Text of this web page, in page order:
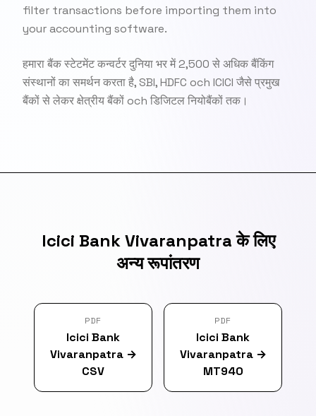
filter transactions before importing them into
your accounting software.
हमारा बैंक स्टेटमेंट कन्वर्टर दुनिया भर में 2,500 से अधिक बैंकिंग
संस्थानों का समर्थन करता है, SBI, HDFC och ICICI जैसे प्रमुख
बैंकों से लेकर क्षेत्रीय बैंकों och डिजिटल नियोबैंकों तक।
Icici Bank Vivaranpatra के लिए
अन्य रूपांतरण
PDF
Icici Bank
Vivaranpatra→
CSV
PDF
Icici Bank
Vivaranpatra→
MT940